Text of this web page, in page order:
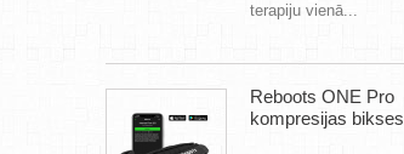
terapiju vienā...
Reboots ONE Pro
kompresijas bikses